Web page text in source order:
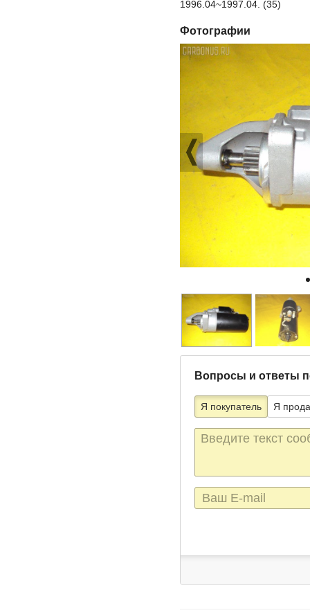
1996.04~1997.04. (35)
Фотографии
Вопросы и ответы
Я покупатель Я
Текст
сообщения
E-
mail